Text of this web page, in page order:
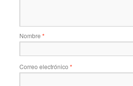
Nombre *
Correo electrónico *